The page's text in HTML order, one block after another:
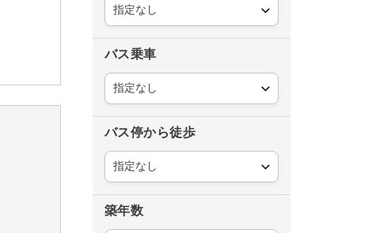
バス乗車
バス停から徒歩
築年数